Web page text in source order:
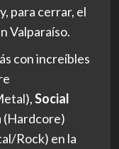
y, para cerrar, el
Valparaíso.
con increíbles
Social
(Hardcore)
Rock) en la